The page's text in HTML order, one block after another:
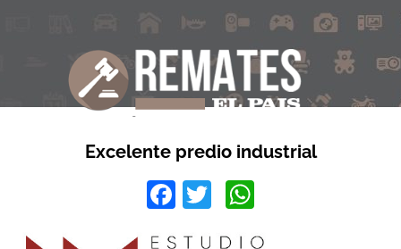
Excelente predio industrial
Facebook
Twitter